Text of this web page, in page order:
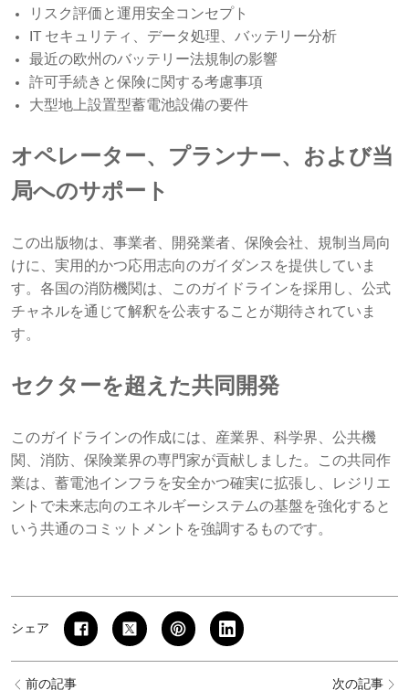
リスク評価と運用安全コンセプト
IT セキュリティ、データ処理、バッテリー分析
最近の欧州のバッテリー法規制の影響
許可手続きと保険に関する考慮事項
大型地上設置型蓄電池設備の要件
オペレーター、プランナー、および当
局へのサポート
この出版物は、事業者、開発業者、保険会社、規制当局向
けに、実用的かつ応用志向のガイダンスを提供していま
す。各国の消防機関は、このガイドラインを採用し、公式
チャネルを通じて解釈を公表することが期待されていま
す。
セクターを超えた共同開発
このガイドラインの作成には、産業界、科学界、公共機
関、消防、保険業界の専門家が貢献しました。この共同作
業は、蓄電池インフラを安全かつ確実に拡張し、レジリエ
ントで未来志向のエネルギーシステムの基盤を強化すると
いう共通のコミットメントを強調するものです。
シェア
前の記事 次の記事